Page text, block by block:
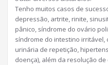
Tenho muitos casos de
depressão, artrite, rinite,
pânico, síndrome do ovário
síndrome do intestino
urinária de repetição,
doença), além da resolução